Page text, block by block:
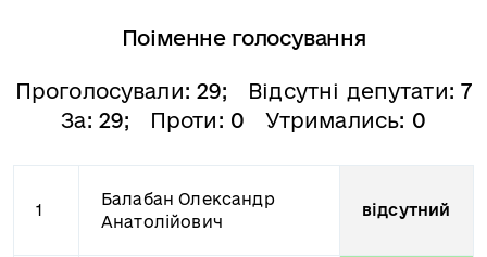
Поіменне голосування
Проголосували:29; Відсутні депутати:7
За: 29; Проти: 0 Утримались: 0
1
Балабан Олександр
Анатолійович
відсутний